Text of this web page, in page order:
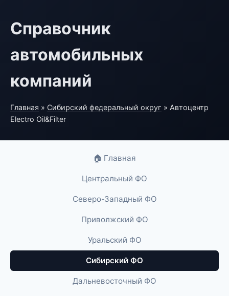
Справочник
автомобильных
компаний
Главная » Сибирский федеральный округ » Автоцентр
Electro Oil&Filter
🏠 Главная
Центральный ФО
Северо-Западный ФО
Приволжский ФО
Уральский ФО
Сибирский ФО
Дальневосточный ФО